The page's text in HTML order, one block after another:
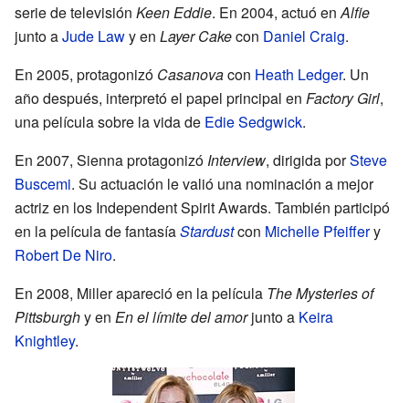
serie de televisión Keen Eddie. En 2004, actuó enAlfie
junto aJude Lawy en Layer Cakecon Daniel Craig.
En 2005, protagonizó Casanovacon Heath Ledger. Un
año después, interpretó el papel principal en Factory Girl,
una película sobre la vida de Edie Sedgwick.
En 2007, Sienna protagonizó Interview, dirigida porSteve
Buscemi. Su actuación le valió una nominación a mejor
actriz en los Independent Spirit Awards. También participó
en la película de fantasíaStardustcon Michelle Pfeiffery
Robert De Niro.
En 2008, Miller apareció en la película The Mysteries of
Pittsburghy en En el límite del amorjunto a Keira
Knightley.